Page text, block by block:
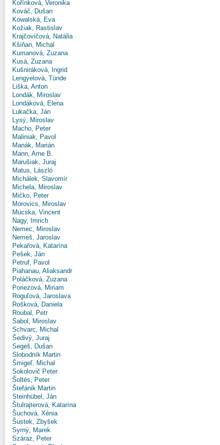
Kořínková, Veronika
Kováč, Dušan
Kowalská, Eva
Kožiak, Rastislav
Krajčovičová, Natália
Kšiňan, Michal
Kumanová, Zuzana
Kusá, Zuzana
Kušniráková, Ingrid
Lengyelová, Tünde
Liška, Anton
Londák, Miroslav
Londáková, Elena
Lukačka, Ján
Lysý, Miroslav
Macho, Peter
Maliniak, Pavol
Manák, Marián
Mann, Arne B.
Marušiak, Juraj
Matus, László
Michálek, Slavomír
Michela, Miroslav
Mičko, Peter
Morovics, Miroslav
Mucska, Vincent
Nagy, Imrich
Nemec, Miroslav
Nemeš, Jaroslav
Pekařová, Katarína
Pešek, Ján
Petruf, Pavol
Piahanau, Aliaksandr
Poláčková, Zuzana
Poriezová, Miriam
Roguľová, Jaroslava
Rošková, Daniela
Roubal, Petr
Sabol, Miroslav
Schvarc, Michal
Šedivý, Juraj
Segeš, Dušan
Slobodník Martin
Šmigeľ, Michal
Sokolovič Peter
Šoltés, Peter
Štefánik Martin
Steinhübel, Ján
Štulrajterová, Katarína
Šuchová, Xénia
Šustek, Zbyšek
Syrný, Marek
Száraz, Peter